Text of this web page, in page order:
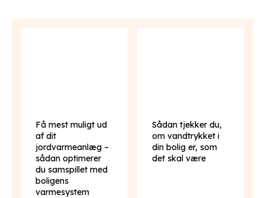
Få mest muligt ud
af dit
jordvarmeanlæg –
sådan optimerer
du samspillet med
boligens
varmesystem
Sådan tjekker du,
om vandtrykket i
din bolig er, som
det skal være